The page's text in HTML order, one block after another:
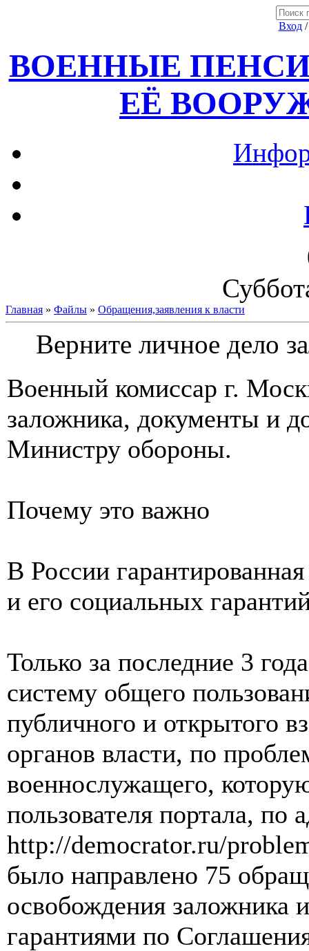
Вход
ВОЕННЫЕ
ЕЁ
Главная » Файлы » Обращения,заявления к власти
Верните личное дело
Военный комиссар г.
заложника, документы и
Министру обороны.
Почему это важно
В России
и его социальных
Только за последние 3
систему общего
публичного и открытого
органов власти, по
военнослужащего,
пользователя портала, по
http://democrator.ru/
было направлено 75
освобождения заложника
гарантиями по